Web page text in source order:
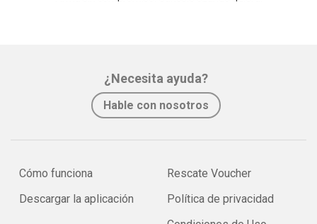
¿Necesita ayuda?
Hable con nosotros
Cómo funciona
Descargar la aplicación
Rescate Voucher
Política de privacidad